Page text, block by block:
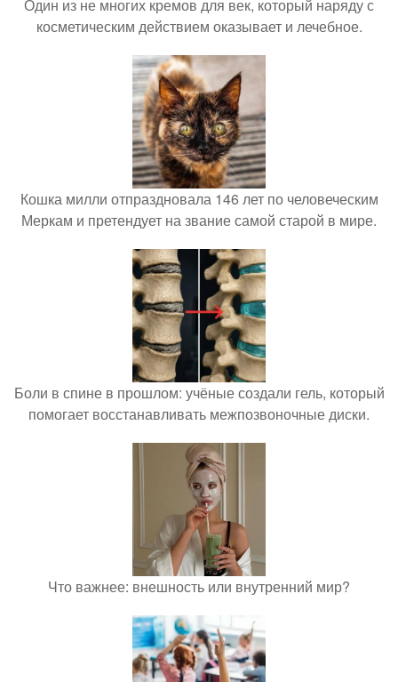
Один из не многих кремов для век, который наряду с
косметическим действием оказывает и лечебное.
Кошка милли отпраздновала 146 лет по человеческим
Меркам и претендует на звание самой старой в мире.
Боли в спине в прошлом: учёные создали гель, который
помогает восстанавливать межпозвоночные диски.
Что важнее: внешность или внутренний мир?